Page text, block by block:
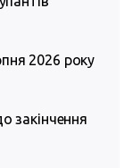
2026 року
закінчення